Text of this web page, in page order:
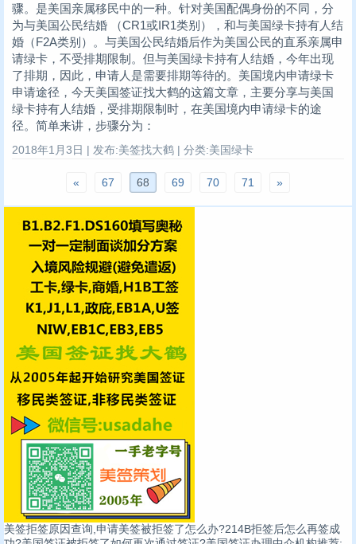
骤。是美国亲属移民中的一种。针对美国配偶身份的不同，分
为与美国公民结婚 （CR1或IR1类别），和与美国绿卡持有人结
婚（F2A类别）。与美国公民结婚后作为美国公民的直系亲属申
请绿卡，不受排期限制。但与美国绿卡持有人结婚，今年出现
了排期，因此，申请人是需要排期等待的。美国境内申请绿卡
申请途径，今天美国签证找大鹤的这篇文章，主要分享与美国
绿卡持有人结婚，受排期限制时，在美国境内申请绿卡的途
径。简单来讲，步骤分为：
2018年1月3日 | 发布:美签找大鹤 | 分类:美国绿卡
« 67 68 69 70 71 »
美签拒签原因查询,申请美签被拒签了怎么办?214B拒签后怎么再签成